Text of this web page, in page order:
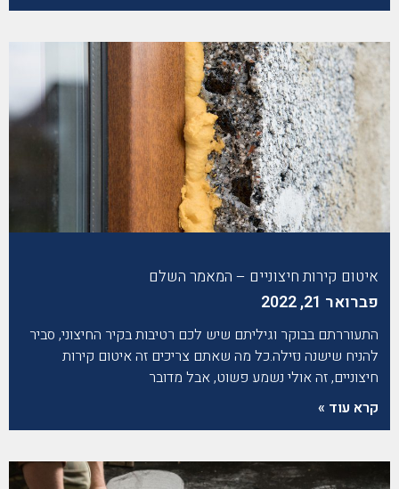
איטום קירות חיצוניים – המאמר השלם
פברואר 21, 2022
התעוררתם בבוקר וגיליתם שיש לכם רטיבות בקיר החיצוני, סביר
להניח שישנה נזילה.כל מה שאתם צריכים זה איטום קירות
חיצוניים, זה אולי נשמע פשוט, אבל מדובר
קרא עוד »